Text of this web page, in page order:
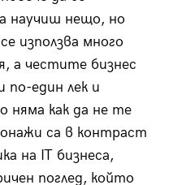
научиш нещо, но
използва много
а честите бизнес
по-един лек и
няма как да не те
са в контраст
на IT бизнеса,
поглед, който